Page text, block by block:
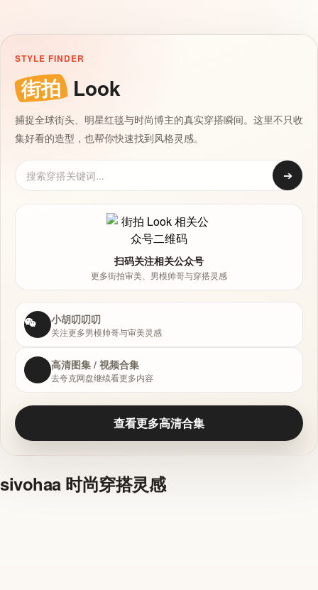
STYLE FINDER
街拍 Look
捕捉全球街头、明星红毯与时尚博主的真实穿搭瞬间。这里不只收
集好看的造型，也帮你快速找到风格灵感。
➔
扫码关注相关公众号
更多街拍审美、男模帅哥与穿搭灵感
小胡叨叨叨
关注更多男模帅哥与审美灵感
高清图集 / 视频合集
去夸克网盘继续看更多内容
查看更多高清合集
sivohaa 时尚穿搭灵感